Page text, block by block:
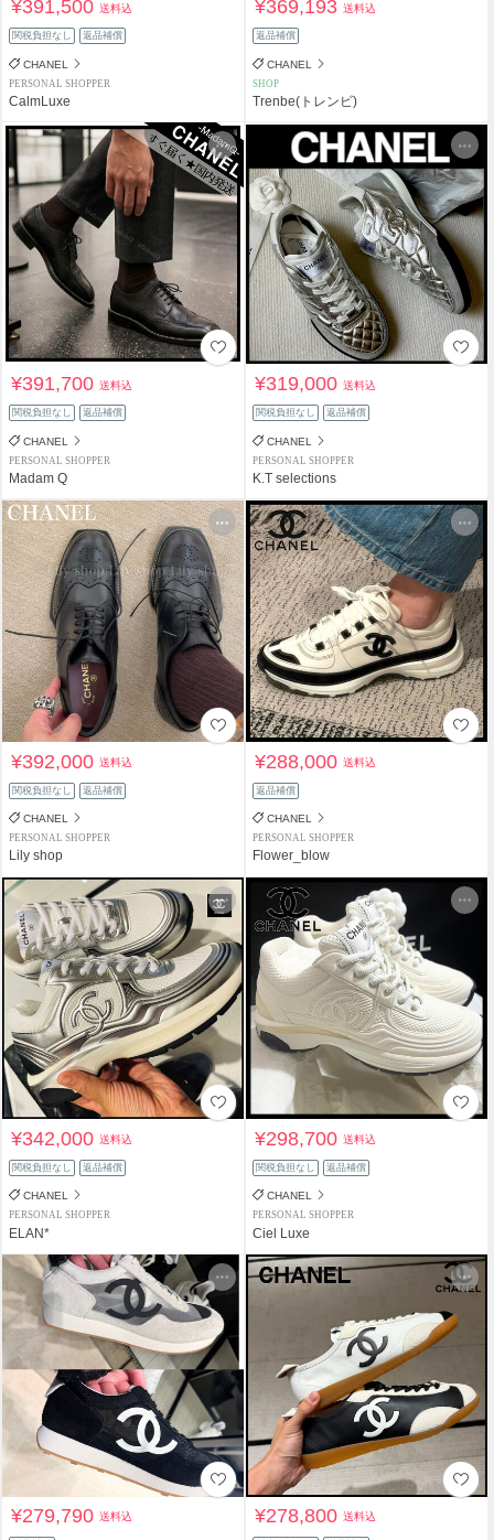
¥391,500送料込
関税負担なし 返品補償
CHANEL
PERSONAL SHOPPER
CalmLuxe
¥369,193送料込
返品補償
CHANEL
SHOP
Trenbe(トレンビ)
¥391,700送料込
関税負担なし 返品補償
CHANEL
PERSONAL SHOPPER
Madam Q
¥319,000送料込
関税負担なし 返品補償
CHANEL
PERSONAL SHOPPER
K.T selections
¥392,000送料込
関税負担なし 返品補償
CHANEL
PERSONAL SHOPPER
Lily shop
¥288,000送料込
返品補償
CHANEL
PERSONAL SHOPPER
Flower_blow
¥342,000送料込
関税負担なし 返品補償
CHANEL
PERSONAL SHOPPER
ELAN*
¥298,700送料込
関税負担なし 返品補償
CHANEL
PERSONAL SHOPPER
Ciel Luxe
¥279,790送料込 ¥278,800送料込